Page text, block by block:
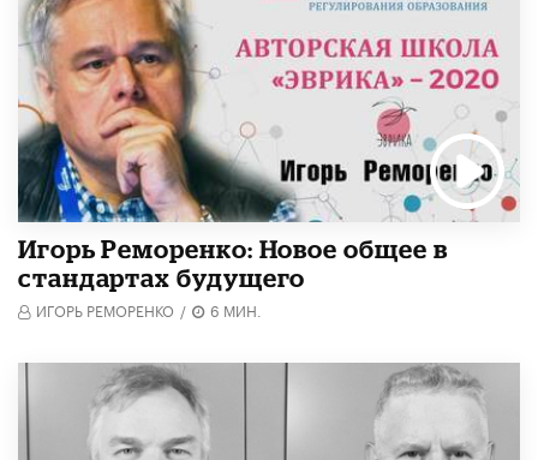
Игорь Реморенко: Новое общее в
стандартах будущего
ИГОРЬ РЕМОРЕНКО / 6 МИН.